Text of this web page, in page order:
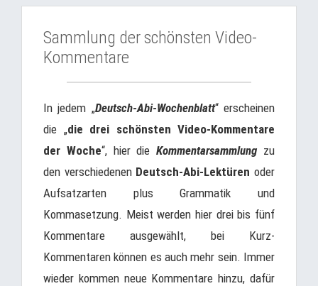
Sammlung der schönsten Video-
Kommentare
In jedem „Deutsch-Abi-Wochenblatt“ erscheinen
die „die drei schönsten Video-Kommentare
der Woche“, hier dieKommentarsammlung zu
den verschiedenen Deutsch-Abi-Lektüren oder
Aufsatzarten plus Grammatik und
Kommasetzung. Meist werden hier drei bis fünf
Kommentare ausgewählt, bei Kurz-
Kommentaren können es auch mehr sein. Immer
wieder kommen neue Kommentare hinzu, dafür